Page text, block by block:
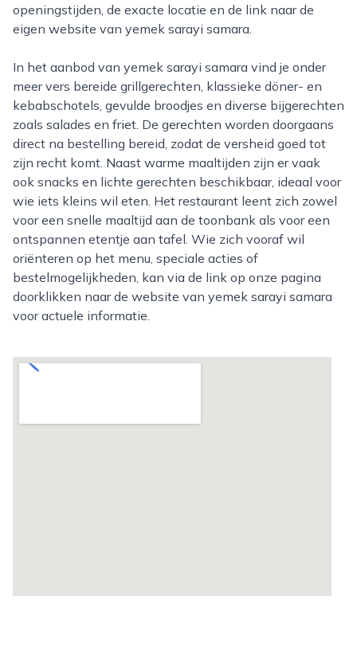
openingstijden, de exacte locatie en de link naar de
eigen website van yemek sarayi samara.
In het aanbod van yemek sarayi samara vind je onder
meer vers bereide grillgerechten, klassieke döner- en
kebabschotels, gevulde broodjes en diverse bijgerechten
zoals salades en friet. De gerechten worden doorgaans
direct na bestelling bereid, zodat de versheid goed tot
zijn recht komt. Naast warme maaltijden zijn er vaak
ook snacks en lichte gerechten beschikbaar, ideaal voor
wie iets kleins wil eten. Het restaurant leent zich zowel
voor een snelle maaltijd aan de toonbank als voor een
ontspannen etentje aan tafel. Wie zich vooraf wil
oriënteren op het menu, speciale acties of
bestelmogelijkheden, kan via de link op onze pagina
doorklikken naar de website van yemek sarayi samara
voor actuele informatie.